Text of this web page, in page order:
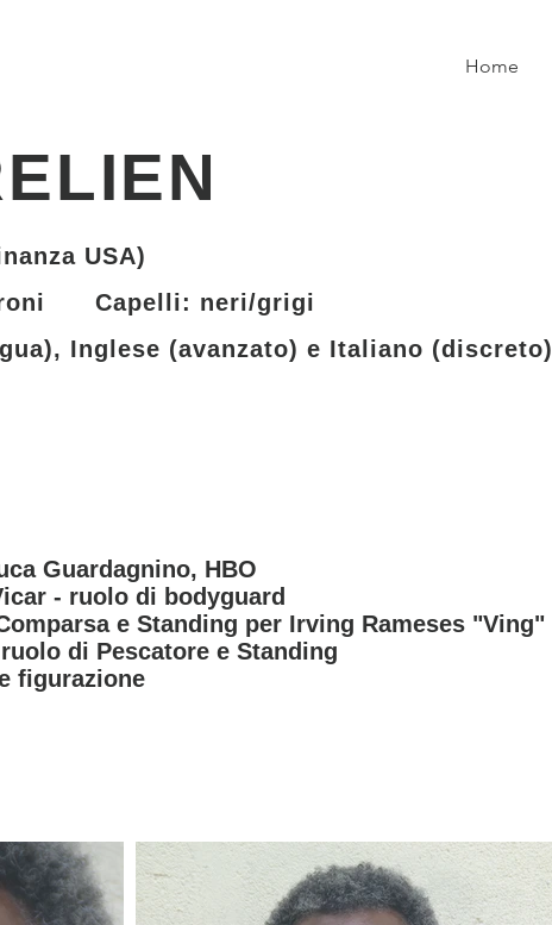
Home
USA)
Capelli: neri/grigi
Inglese (avanzato) e Italiano (discreto)
Guardagnino, HBO
- ruolo di bodyguard
e Standing per Irving Rameses "Ving"
di Pescatore e Standing
figurazione